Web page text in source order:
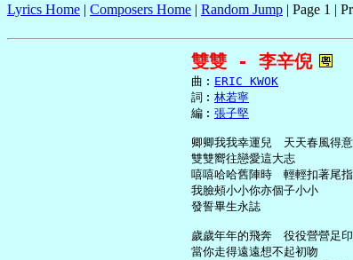
Lyrics Home | Composers Home | Random Jump | Page 1 |
雙雙 - 李辛倪
     曲︰
ERIC KWOK
     詞︰
林若寧
     編︰
張子堅
     卿卿我我幸運兒　天天春風得意
     雙雙嚮往戀愛這大志
     嘻嘻哈哈舊陣時　輕輕扣著尾指
     我臉頰小小你亦個子小小
     發誓畢生永誌
     歲歲年年的飛奔　役役營營足印
     當你走得遠遠想不起初吻